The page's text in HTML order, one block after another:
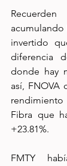
invertido
diferencia
donde hay
así, FNOVA
Fibra que
+23.81%.
FMTY